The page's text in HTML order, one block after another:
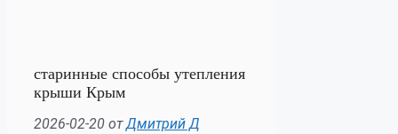
старинные способы утепления
крыши Крым
2026-02-20 отДмитрий Д